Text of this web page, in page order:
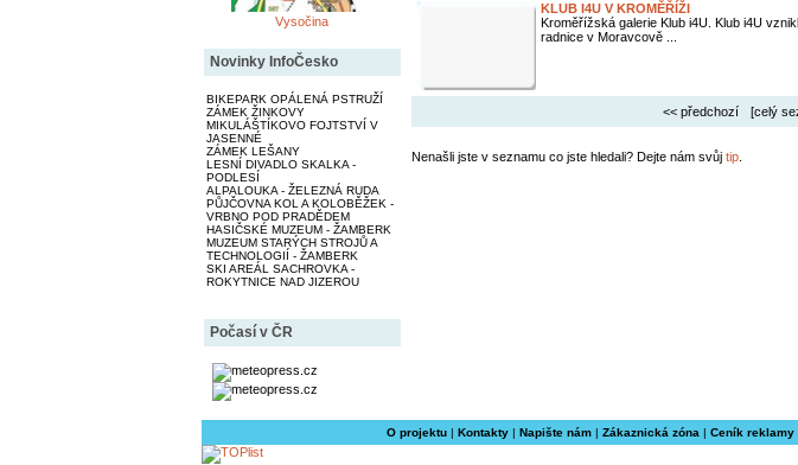
Vysočina
Novinky InfoČesko
BIKEPARK OPÁLENÁ PSTRUŽÍ
ZÁMEK ŽINKOVY
MIKULÁŠTÍKOVO FOJTSTVÍ V
JASENNÉ
ZÁMEK LEŠANY
LESNÍ DIVADLO SKALKA -
PODLESÍ
ALPALOUKA - ŽELEZNÁ RUDA
PŮJČOVNA KOL A KOLOBĚŽEK -
VRBNO POD PRADĚDEM
HASIČSKÉ MUZEUM - ŽAMBERK
MUZEUM STARÝCH STROJŮ A
TECHNOLOGIÍ - ŽAMBERK
SKI AREÁL SACHROVKA -
ROKYTNICE NAD JIZEROU
Počasí v ČR
KLUB I4U V KROMĚŘÍŽI
Kroměřížská galerie Klub i4U. Klub i4U
radnice v Moravcově ...
<< předchozí [celý
Nenašli jste v seznamu co jste hledali? Dejte nám svůj tip.
O projektu | Kontakty | Napište nám | Zákaznická zóna | Ceník reklamy